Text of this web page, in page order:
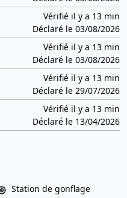
Vérifié il y a 13 min
Déclaré le 03/08/2026
Vérifié il y a 13 min
Déclaré le 03/08/2026
Vérifié il y a 13 min
Déclaré le 29/07/2026
Vérifié il y a 13 min
Déclaré le 13/04/2026
Station de gonflage